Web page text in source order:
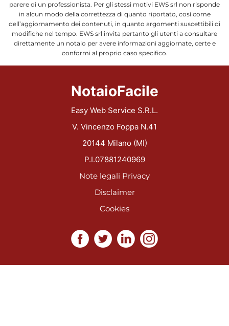
parere di un professionista. Per gli stessi motivi EWS srl non risponde
in alcun modo della correttezza di quanto riportato, così come
dell’aggiornamento dei contenuti, in quanto argomenti suscettibili di
modifiche nel tempo. EWS srl invita pertanto gli utenti a consultare
direttamente un notaio per avere informazioni aggiornate, certe e
conformi al proprio caso specifico.
NotaioFacile
Easy Web Service S.R.L.
V. Vincenzo Foppa N.41
20144 Milano (MI)
P.I.07881240969
Note legali Privacy
Disclaimer
Cookies